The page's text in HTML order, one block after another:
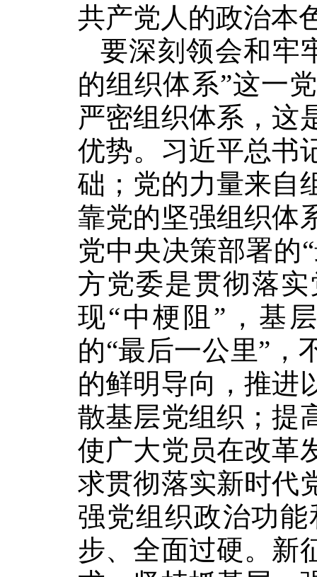
共产党人的政治本
要深刻领会和牢
的组织体系”这一
严密组织体系，这
优势。习近平总书
础；党的力量来自
靠党的坚强组织体
党中央决策部署的
方党委是贯彻落
现“中梗阻”，基
的“最后一公里”，
的鲜明导向，推进
散基层党组织；提
使广大党员在改革
求贯彻落实新时代
强党组织政治功
步、全面过硬。新